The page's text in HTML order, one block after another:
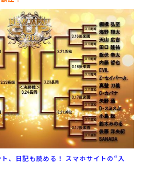
、日記も読める！ スマホサイトの“入